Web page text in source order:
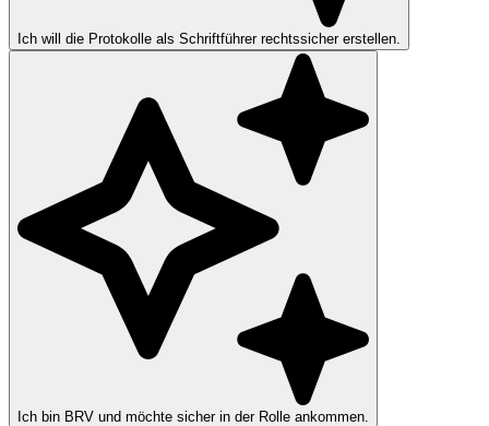
Ich will die Protokolle als Schriftführer rechtssicher erstellen.
Ich bin BRV und möchte sicher in der Rolle ankommen.